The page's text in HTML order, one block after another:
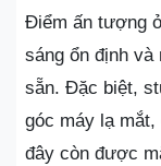
Điểm ấn tượng
sáng ổn định
sẵn. Đặc biệt,
góc máy lạ mắt,
đây còn được